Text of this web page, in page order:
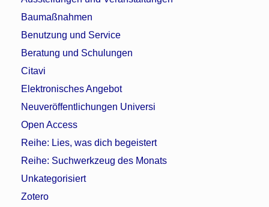
Baumaßnahmen
Benutzung und Service
Beratung und Schulungen
Citavi
Elektronisches Angebot
Neuveröffentlichungen Universi
Open Access
Reihe: Lies, was dich begeistert
Reihe: Suchwerkzeug des Monats
Unkategorisiert
Zotero